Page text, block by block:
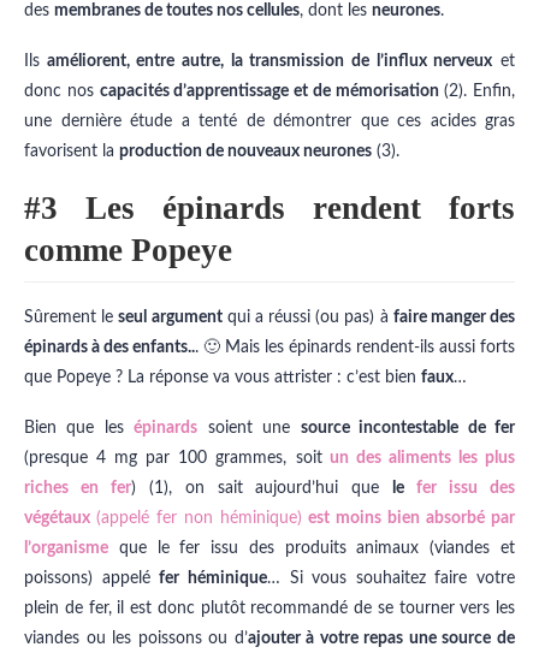
des membranes de toutes nos cellules, dont les neurones.
Ils améliorent, entre autre, la transmission de l’influx nerveux et
donc nos capacités d’apprentissage et de mémorisation(2). Enfin,
une dernière étude a tenté de démontrer que ces acides gras
favorisent la production de nouveaux neurones (3).
#3 Les épinards rendent forts
comme Popeye
Sûrement leseul argumentqui a réussi (ou pas) à faire manger des
épinards à des enfants... 🙂 Mais les épinards rendent-ils aussi forts
que Popeye ? La réponse va vous attrister : c’est bien faux…
Bien que lesépinards soient une source incontestable de fer
(presque 4 mg par 100 grammes, soit un des aliments les plus
riches en fer) (1), on sait aujourd’hui que lefer issu des
végétaux (appelé fer non héminique) est moins bien absorbé par
l’organisme que le fer issu des produits animaux (viandes et
poissons) appeléfer héminique… Si vous souhaitez faire votre
plein de fer, il est donc plutôt recommandé de se tourner vers les
viandes ou les poissons ou d’ajouter à votre repas une source de